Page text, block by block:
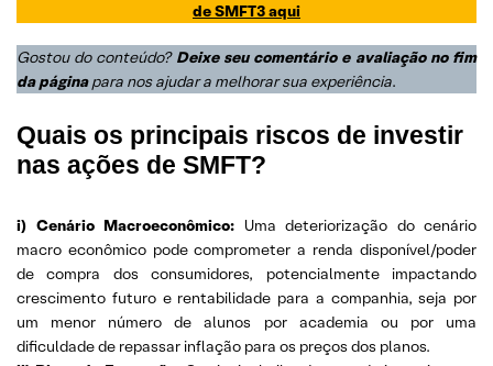
de SMFT3aqui
Gostou do conteúdo? Deixe seu comentário e avaliação no fim
da páginapara nos ajudar a melhorar sua experiência.
Quais os principais riscos de investir
nas ações de SMFT?
i) Cenário Macroeconômico: Uma deteriorização do cenário
macro econômico pode comprometer a renda disponível/poder
de compra dos consumidores, potencialmente impactando
crescimento futuro e rentabilidade para a companhia, seja por
um menor número de alunos por academia ou por uma
dificuldade de repassar inflação para os preços dos planos.